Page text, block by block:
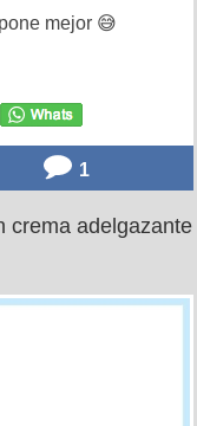
mejor 😅
1
crema adelgazante